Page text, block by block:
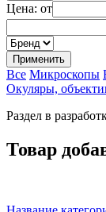
Цена: от
Применить
Все Микроскопы
Окуляры,
Раздел в
Товар